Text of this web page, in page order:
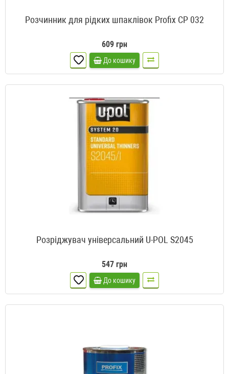
Розчинник для рідких шпаклівок Profix CP 032
609 грн
До кошику
Розріджувач універсальний U-POL S2045
547 грн
До кошику